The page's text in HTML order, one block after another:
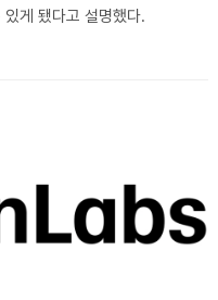
게 됐다고 설명했다.